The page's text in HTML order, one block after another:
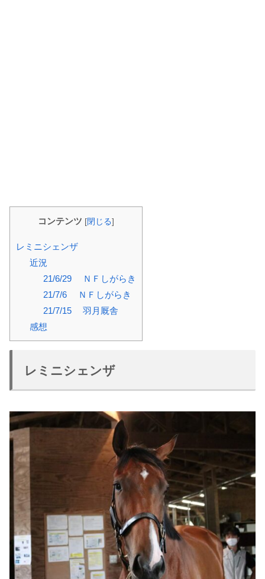
コンテンツ [閉じる]
レミニシェンザ
近況
21/6/29 ＮＦしがらき
21/7/6 ＮＦしがらき
21/7/15 羽月厩舎
感想
レミニシェンザ